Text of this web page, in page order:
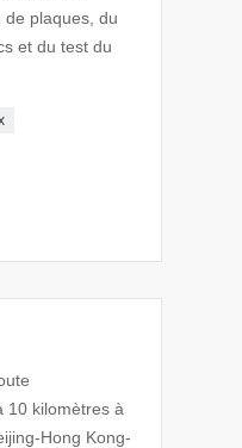
plaques, du
et du test du
10 kilomètres à
Hong Kong-